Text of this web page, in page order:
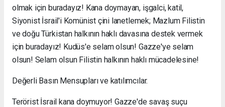
olmak için buradayız! Kana doymayan, işgalci, katil,
Siyonist İsrail'i Komünist çini lanetlemek; Mazlum Filistin
ve doğu Türkistan halkının haklı davasına destek vermek
için buradayız! Kudüs'e selam olsun! Gazze'ye selam
olsun! Selam olsun Filistin halkının haklı mücadelesine!
Değerli Basın Mensupları ve katılımcılar.
Terörist İsrail kana doymuyor! Gazze'de savaş suçu